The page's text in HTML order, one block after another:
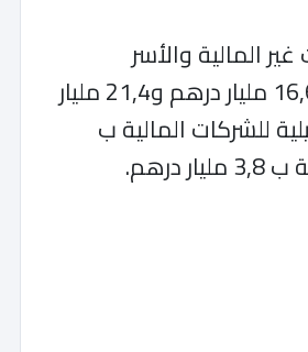
المالية والأسر
(متضمنة المؤسسات غير الهادفة للربح في خدمة الأسر) بـ 16,6 مليار درهم و21,4 مليار
للشركات المالية ب